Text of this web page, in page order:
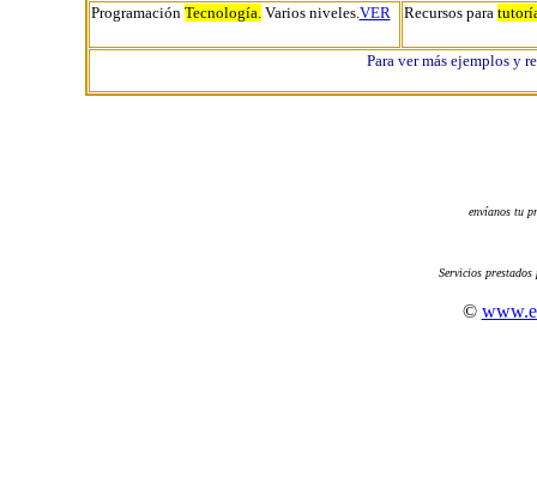
Programación Tecnología.Varios niveles.VER Recursos para
Para ver más ejemplos y
envíanos tu
Servicios prestados
©